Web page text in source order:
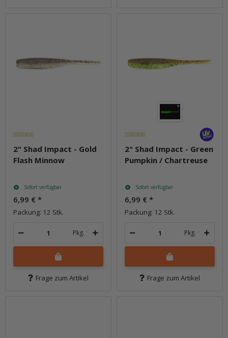
2" Shad Impact - Gold
Flash Minnow
Sofort verfügbar
6,99 € *
Packung: 12 Stk.
Pkg.
Frage zum Artikel
2" Shad Impact - Green
Pumpkin / Chartreuse
Sofort verfügbar
6,99 € *
Packung: 12 Stk.
Pkg.
Frage zum Artikel